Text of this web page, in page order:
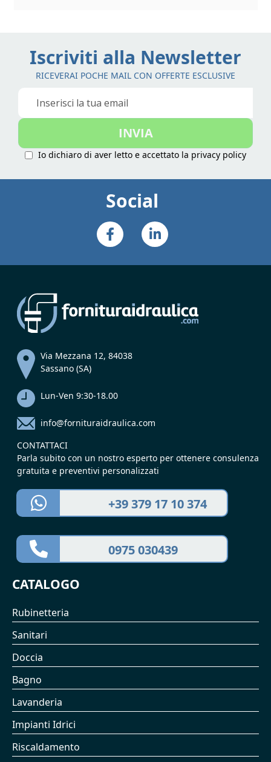
Iscriviti alla Newsletter
RICEVERAI POCHE MAIL CON OFFERTE ESCLUSIVE
Iscriviti
nostra
INVIA
Io dichiaro di aver letto e accettato la privacy policy
Social
Via Mezzana 12, 84038
Sassano (SA)
Lun-Ven 9:30-18.00
info@fornituraidraulica.com
CONTATTACI
Parla subito con un nostro esperto per ottenere consulenza
gratuita e preventivi personalizzati
+39 379 17 10 374
0975 030439
CATALOGO
Rubinetteria
Sanitari
Doccia
Bagno
Lavanderia
Impianti Idrici
Riscaldamento